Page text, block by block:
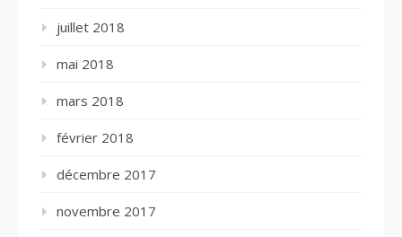
juillet 2018
mai 2018
mars 2018
février 2018
décembre 2017
novembre 2017